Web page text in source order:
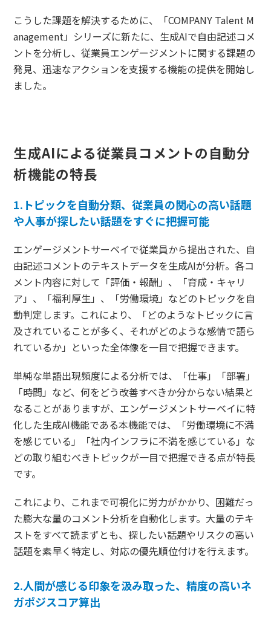
こうした課題を解決するために、「COMPANY Talent M
anagement」シリーズに新たに、生成AIで自由記述コメ
ントを分析し、従業員エンゲージメントに関する課題の
発見、迅速なアクションを支援する機能の提供を開始し
ました。
生成AIによる従業員コメントの自動分
析機能の特長
1.トピックを自動分類、従業員の関心の高い話題
や人事が探したい話題をすぐに把握可能
エンゲージメントサーベイで従業員から提出された、自
由記述コメントのテキストデータを生成AIが分析。各コ
メント内容に対して「評価・報酬」、「育成・キャリ
ア」、「福利厚生」、「労働環境」などのトピックを自
動判定します。これにより、「どのようなトピックに言
及されていることが多く、それがどのような感情で語ら
れているか」といった全体像を一目で把握できます。
単純な単語出現頻度による分析では、「仕事」「部署」
「時間」など、何をどう改善すべきか分からない結果と
なることがありますが、エンゲージメントサーベイに特
化した生成AI機能である本機能では、「労働環境に不満
を感じている」「社内インフラに不満を感じている」な
どの取り組むべきトピックが一目で把握できる点が特長
です。
これにより、これまで可視化に労力がかかり、困難だっ
た膨大な量のコメント分析を自動化します。大量のテキ
ストをすべて読まずとも、探したい話題やリスクの高い
話題を素早く特定し、対応の優先順位付けを行えます。
2.人間が感じる印象を汲み取った、精度の高いネ
ガポジスコア算出